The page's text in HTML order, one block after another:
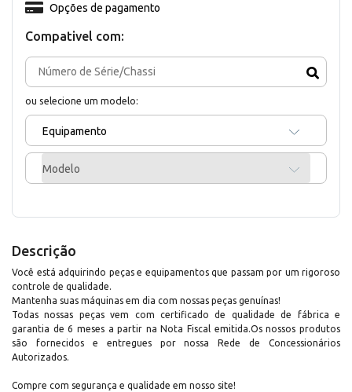
Compativel com:
ou selecione um modelo:
Equipamento
Modelo
Opções de pagamento
Descrição
Você está adquirindo peças e equipamentos que passam por um rigoroso
controle de qualidade.
Mantenha suas máquinas em dia com nossas peças genuínas!
Todas nossas peças vem com certificado de qualidade de fábrica e
garantia de 6 meses a partir na Nota Fiscal emitida.Os nossos produtos
são fornecidos e entregues por nossa Rede de Concessionários
Autorizados.
Compre com segurança e qualidade em nosso site!